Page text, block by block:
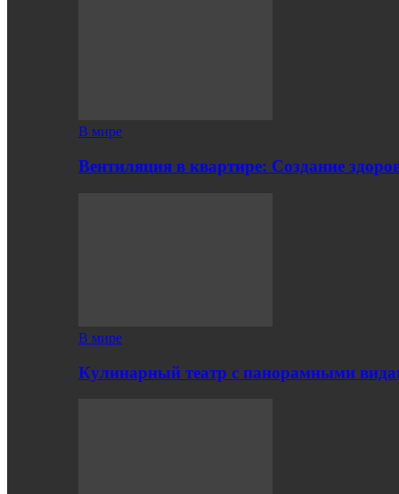
В мире
Вентиляция в квартире: Создание
В мире
Кулинарный театр с панорамными